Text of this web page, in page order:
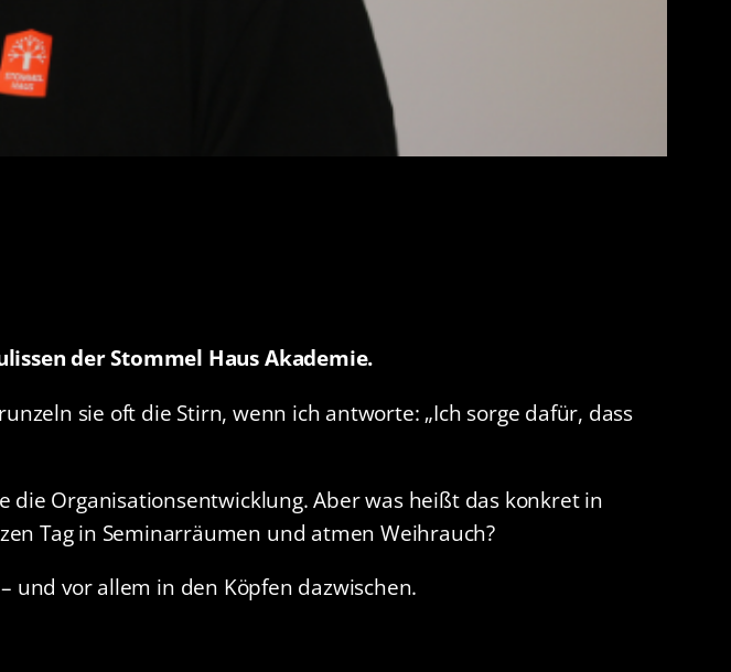
der Stommel Haus Akademie.
sie oft die Stirn, wenn ich antworte: „Ich sorge dafür, dass
Organisationsentwicklung. Aber was heißt das konkret in
Tag in Seminarräumen und atmen Weihrauch?
und vor allem in den Köpfen dazwischen.